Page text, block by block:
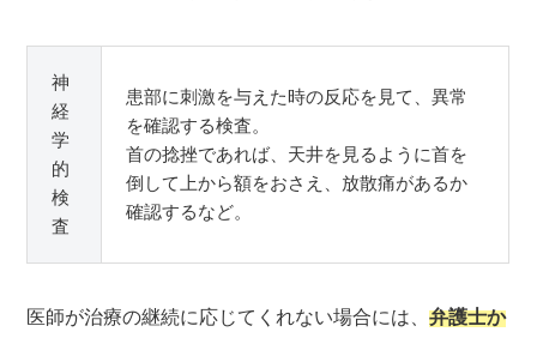
神
経
学
的
検
査
患部に刺激を与えた時の反応を見て、異常
を確認する検査。
首の捻挫であれば、天井を見るように首を
倒して上から額をおさえ、放散痛があるか
確認するなど。
医師が治療の継続に応じてくれない場合には、弁護士か